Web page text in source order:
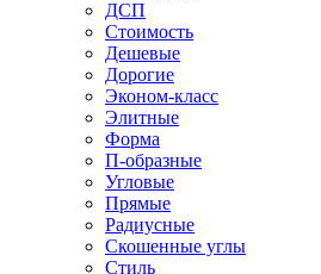
ДСП
Стоимость
Дешевые
Дорогие
Эконом-класс
Элитные
Форма
П-образные
Угловые
Прямые
Радиусные
Скошенные углы
Стиль